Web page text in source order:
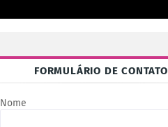
FORMULÁRIO DE CONTATO
Nome